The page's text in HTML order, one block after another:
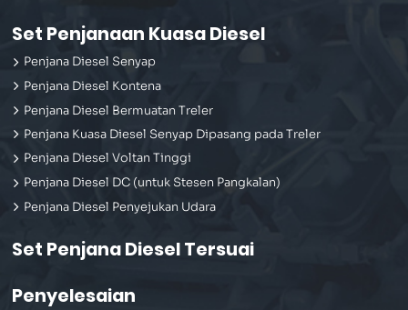
Set Penjanaan Kuasa Diesel
Penjana Diesel Senyap
Penjana Diesel Kontena
Penjana Diesel Bermuatan Treler
Penjana Kuasa Diesel Senyap Dipasang pada Treler
Penjana Diesel Voltan Tinggi
Penjana Diesel DC (untuk Stesen Pangkalan)
Penjana Diesel Penyejukan Udara
Set Penjana Diesel Tersuai
Penyelesaian